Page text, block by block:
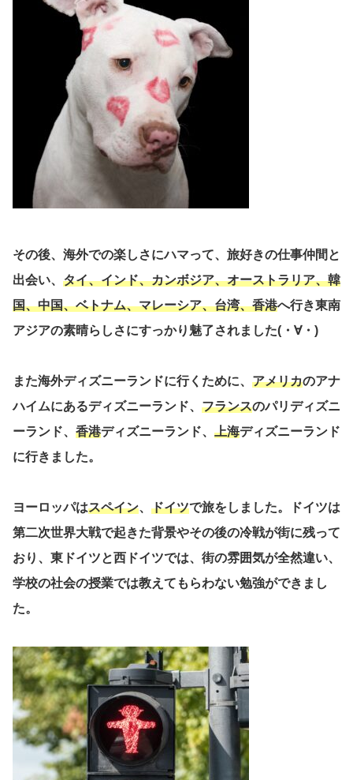
その後、海外での楽しさにハマって、旅好きの仕事仲間と
出会い、 タイ、インド、カンボジア、オーストラリア、韓
国、中国、ベトナム、マレーシア、台湾、香港へ行き東南
アジアの素晴らしさにすっかり魅了されました(・∀・)
また海外ディズニーランドに行くために、 アメリカのアナ
ハイムにあるディズニーランド、 フランスのパリディズニ
ーランド、 香港ディズニーランド、 上海ディズニーランド
に行きました。
ヨーロッパはスペイン、 ドイツで旅をしました。ドイツは
第二次世界大戦で起きた背景やその後の冷戦が街に残って
おり、東ドイツと西ドイツでは、街の雰囲気が全然違い、
学校の社会の授業では教えてもらわない勉強ができまし
た。